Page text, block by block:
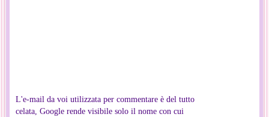
L'e-mail da voi utilizzata per commentare è del tutto
celata, Google rende visibile solo il nome con cui